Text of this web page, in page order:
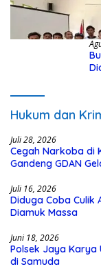
Hukum dan
Juli 28, 2026
Cegah Narkoba di
Gandeng GDAN
Juli 16, 2026
Diduga Coba Culik
Diamuk Massa
Juni 18, 2026
Polsek Jaya Karya
di Samuda